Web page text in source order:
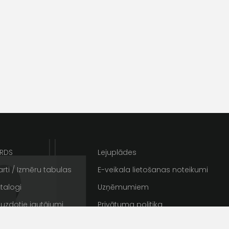
/ Izmēru tabulas
uzdotie jautājumi
Lejuplādes
E-veikala lietošanas noteikumi
Uzņēmumiem
Privātuma politika
Kontakttālrunis